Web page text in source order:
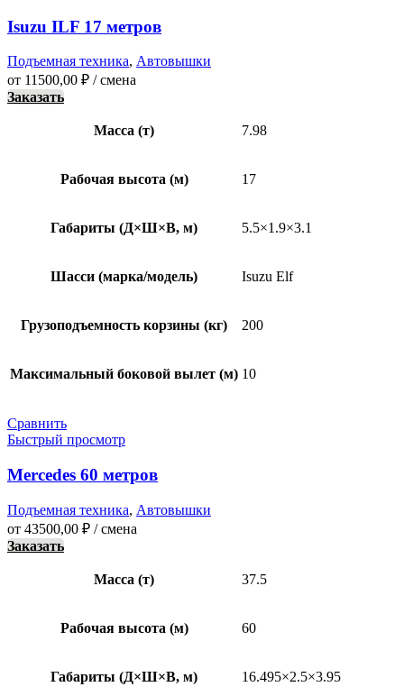
Isuzu ILF 17 метров
Подъемная техника, Автовышки
от 11500,00 ₽ / смена
Заказать
Масса (т) 7.98
Рабочая высота (м) 17
Габариты (Д×Ш×В, м) 5.5×1.9×3.1
Шасси (марка/модель) Isuzu Elf
Грузоподъемность корзины (кг) 200
Максимальный боковой вылет (м) 10
Сравнить
Быстрый просмотр
Mercedes 60 метров
Подъемная техника, Автовышки
от 43500,00 ₽ / смена
Заказать
Масса (т) 37.5
Рабочая высота (м) 60
Габариты (Д×Ш×В, м) 16.495×2.5×3.95